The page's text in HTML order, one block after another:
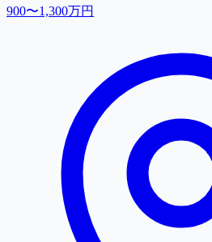
900〜1,300万円